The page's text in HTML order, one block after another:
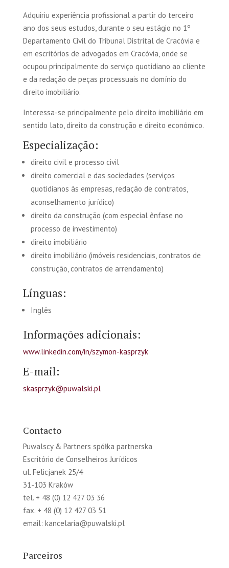
Adquiriu experiência profissional a partir do terceiro
ano dos seus estudos, durante o seu estágio no 1º
Departamento Civil do Tribunal Distrital de Cracóvia e
em escritórios de advogados em Cracóvia, onde se
ocupou principalmente do serviço quotidiano ao cliente
e da redação de peças processuais no domínio do
direito imobiliário.
Interessa-se principalmente pelo direito imobiliário em
sentido lato, direito da construção e direito económico.
Especialização:
direito civil e processo civil
direito comercial e das sociedades (serviços
quotidianos às empresas, redação de contratos,
aconselhamento jurídico)
direito da construção (com especial ênfase no
processo de investimento)
direito imobiliário
direito imobiliário (imóveis residenciais, contratos de
construção, contratos de arrendamento)
Línguas:
Inglês
Informações adicionais:
www.linkedin.com/in/szymon-kasprzyk
E-mail:
skasprzyk@puwalski.pl
Contacto
Puwalscy & Partners spółka partnerska
Escritório de Conselheiros Jurídicos
ul. Felicjanek 25/4
31-103 Kraków
tel. + 48 (0) 12 427 03 36
fax. + 48 (0) 12 427 03 51
email: kancelaria@puwalski.pl
Parceiros